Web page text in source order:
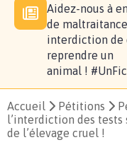
Aidez-nous à
de
interdiction de
reprendre un
animal !
Accueil Pétitions
l’interdiction des
de l’élevage cruel !